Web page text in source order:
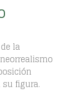
la
figura.